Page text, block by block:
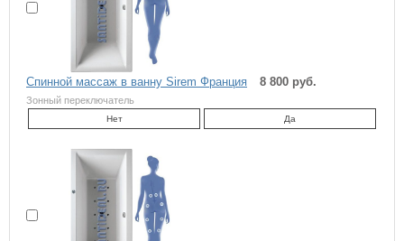
Спинной массаж в ванну Sirem Франция 8 800 руб.
Зонный переключатель
Нет Да